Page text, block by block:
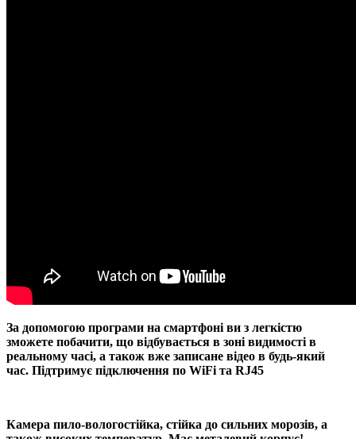
За допомогою програми на смартфоні ви з легкістю
зможете побачити, що відбувається в зоні видимості в
реальному часі, а також вже записане відео в будь-який
час. Підтримує підключення по WiFi та RJ45
Камера пило-вологостійка, стійка до сильних морозів, а